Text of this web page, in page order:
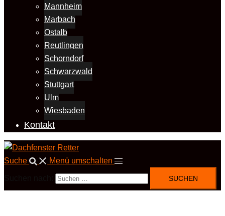
Mannheim
Marbach
Ostalb
Reutlingen
Schorndorf
Schwarzwald
Stuttgart
Ulm
Wiesbaden
Kontakt
Suche Menü umschalten